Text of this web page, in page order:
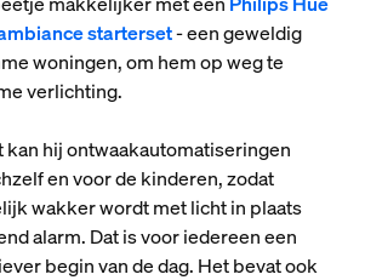
starterset- een geweldig
woningen, om hem op weg te
verlichting.
kan hij ontwaakautomatiseringen
en voor de kinderen, zodat
wakker wordt met licht in plaats
alarm. Dat is voor iedereen een
begin van de dag. Het bevat ook